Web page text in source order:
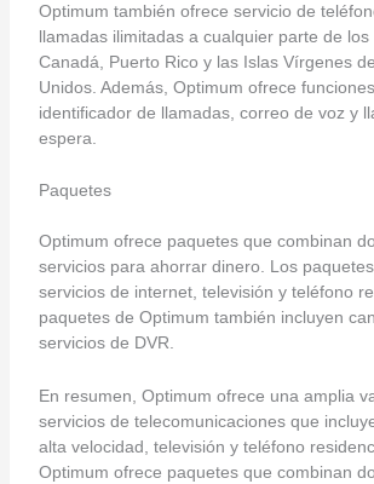
Optimum también ofrece servicio de
llamadas ilimitadas a cualquier parte de los
Canadá, Puerto Rico y las Islas Vírgenes
Unidos. Además, Optimum ofrece
identificador de llamadas, correo de voz y
espera.
Paquetes
Optimum ofrece paquetes que combinan
servicios para ahorrar dinero. Los
servicios de internet, televisión y teléfono
paquetes de Optimum también incluyen
servicios de DVR.
En resumen, Optimum ofrece una amplia
servicios de telecomunicaciones que
alta velocidad, televisión y teléfono
Optimum ofrece paquetes que combinan